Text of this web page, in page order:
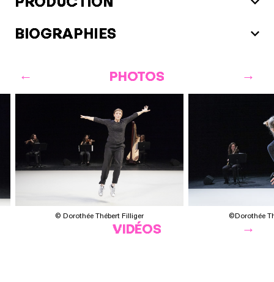
BIOGRAPHIES
PHOTOS
© Dorothée Thébert Filliger ©Dorothée
VIDÉOS